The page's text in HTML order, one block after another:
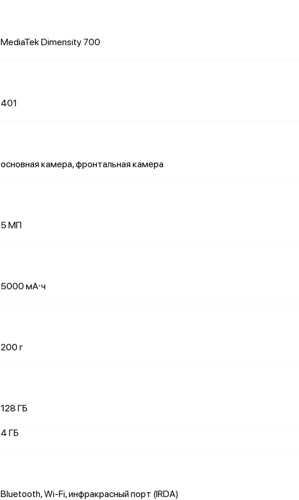
MediaTek Dimensity 700
401
основная камера, фронтальная камера
5 МП
5000 мА⋅ч
200 г
128 ГБ
4 ГБ
Bluetooth, Wi-Fi, инфракрасный порт (IRDA)